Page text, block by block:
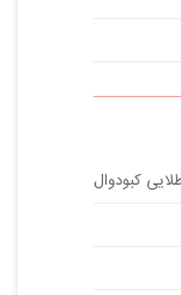
کبودوال